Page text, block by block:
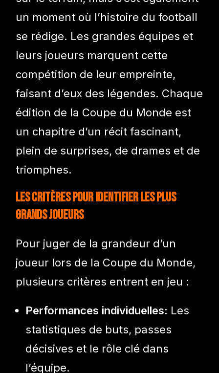
un moment où l’histoire du football
se rédige. Les grandes équipes et
leurs joueurs marquent cette
compétition de leur empreinte,
faisant d’eux des légendes. Chaque
édition de la Coupe du Monde est
un chapitre d’un récit fascinant,
plein de surprises, de drames et de
triomphes.
Les Critères pour Identifier les Plus
Grands Joueurs
Pour juger de la grandeur d’un
joueur lors de la Coupe du Monde,
plusieurs critères entrent en jeu :
Performances individuelles: Les
statistiques de buts, passes
décisives et le rôle clé dans
l’équipe.